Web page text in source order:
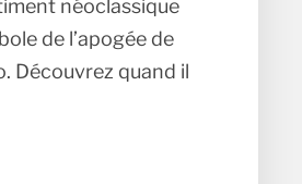
néoclassique
de l’apogée de
Découvrez quand il